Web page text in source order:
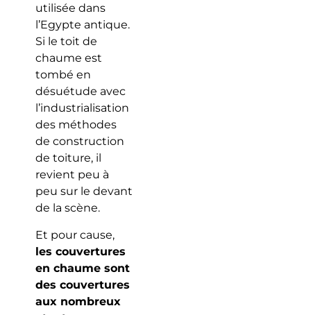
utilisée dans
l’Egypte antique.
Si le toit de
chaume est
tombé en
désuétude avec
l’industrialisation
des méthodes
de construction
de toiture, il
revient peu à
peu sur le devant
de la scène.
Et pour cause,
les couvertures
en chaume sont
des couvertures
aux nombreux